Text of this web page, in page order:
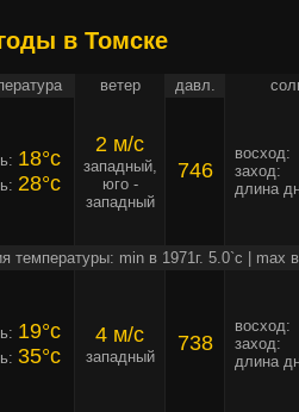
в Томске
ветер давл.
18°c
28°c
2 м/c
западный,
юго -
западный
746
восход:
заход:
длина
температуры: min в 1971г. 5.0`c | max
19°c
35°c
4 м/c
западный
738
восход:
заход:
длина